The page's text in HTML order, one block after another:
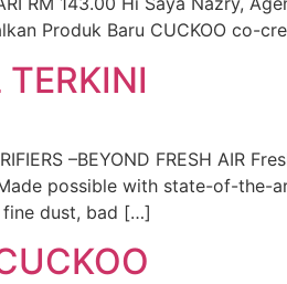
Produk Baru CUCKOO co-
–BEYOND FRESH AIR
possible with state-of-the-
fine dust, bad […]